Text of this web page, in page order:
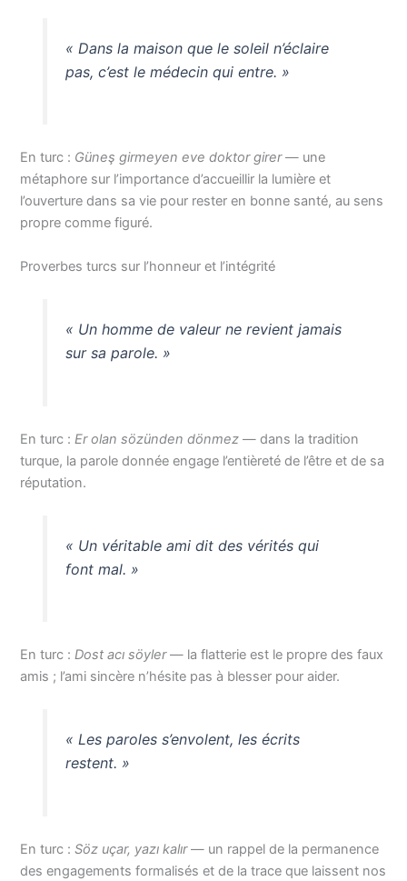
« Dans la maison que le soleil n’éclaire
pas, c’est le médecin qui entre. »
En turc : Güneş girmeyen eve doktor girer— une
métaphore sur l’importance d’accueillir la lumière et
l’ouverture dans sa vie pour rester en bonne santé, au sens
propre comme figuré.
Proverbes turcs sur l’honneur et l’intégrité
« Un homme de valeur ne revient jamais
sur sa parole. »
En turc :Er olan sözünden dönmez — dans la tradition
turque, la parole donnée engage l’entièreté de l’être et de sa
réputation.
« Un véritable ami dit des vérités qui
font mal. »
En turc :Dost acı söyler— la flatterie est le propre des faux
amis ; l’ami sincère n’hésite pas à blesser pour aider.
« Les paroles s’envolent, les écrits
restent. »
En turc :Söz uçar, yazı kalır— un rappel de la permanence
des engagements formalisés et de la trace que laissent nos